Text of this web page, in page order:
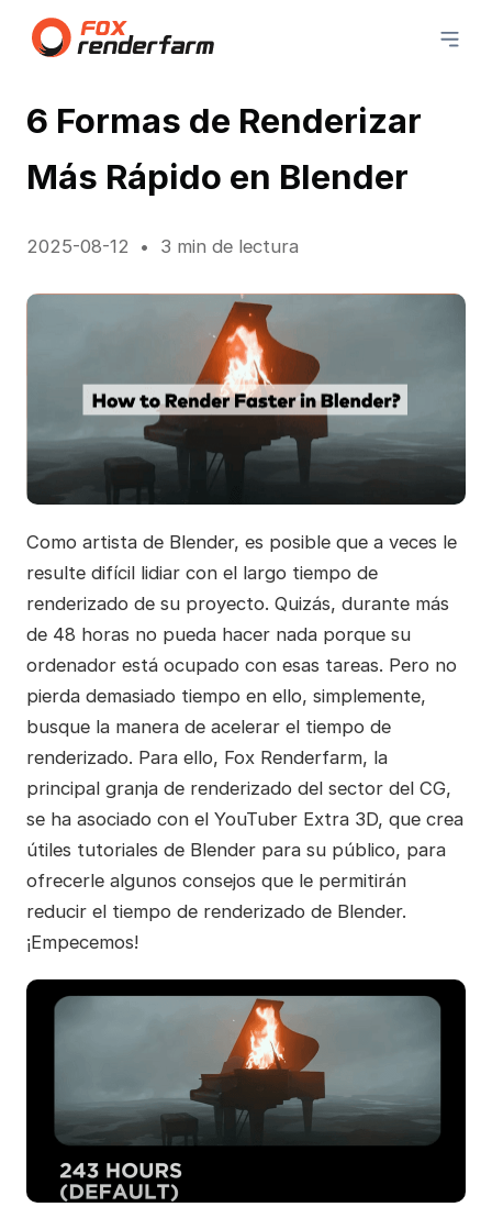
6 Formas de Renderizar
Más Rápido en Blender
2025-08-12 3 min de lectura
Como artista de Blender, es posible que a veces le
resulte difícil lidiar con el largo tiempo de
renderizado de su proyecto. Quizás, durante más
de 48 horas no pueda hacer nada porque su
ordenador está ocupado con esas tareas. Pero no
pierda demasiado tiempo en ello, simplemente,
busque la manera de acelerar el tiempo de
renderizado. Para ello, Fox Renderfarm, la
principal granja de renderizado del sector del CG,
se ha asociado con el YouTuber Extra 3D, que crea
útiles tutoriales de Blender para su público, para
ofrecerle algunos consejos que le permitirán
reducir el tiempo de renderizado de Blender.
¡Empecemos!